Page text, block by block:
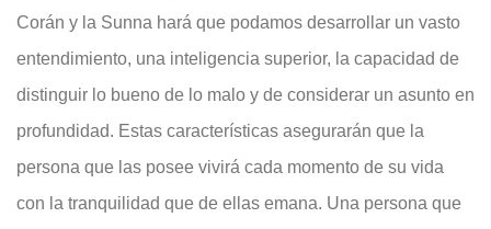
Corán y la Sunna hará que podamos desarrollar un vasto
entendimiento, una inteligencia superior, la capacidad de
distinguir lo bueno de lo malo y de considerar un asunto en
profundidad. Estas características asegurarán que la
persona que las posee vivirá cada momento de su vida
con la tranquilidad que de ellas emana. Una persona que